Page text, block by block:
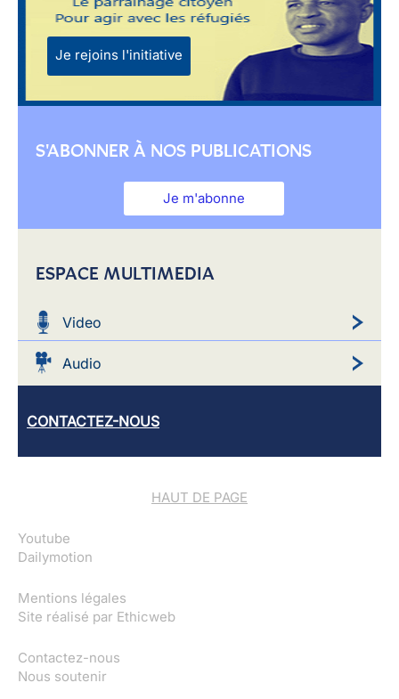
Je rejoins l'initiative
S'ABONNER À NOS PUBLICATIONS
Je m'abonne
ESPACE MULTIMEDIA
Video
Audio
CONTACTEZ-NOUS
HAUT DE PAGE
Youtube
Dailymotion
Mentions légales
Site réalisé par Ethicweb
Contactez-nous
Nous soutenir